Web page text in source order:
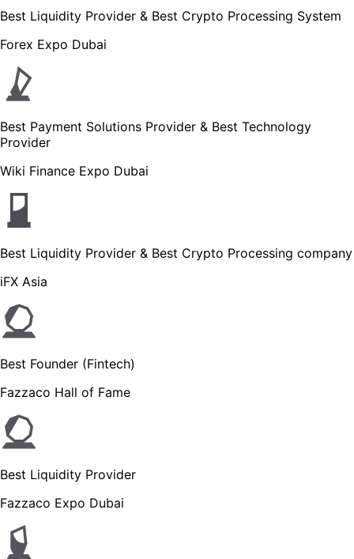
Best Liquidity Provider & Best Crypto Processing System
Forex Expo Dubai
Best Payment Solutions Provider & Best Technology
Provider
Wiki Finance Expo Dubai
Best Liquidity Provider & Best Crypto Processing company
iFX Asia
Best Founder (Fintech)
Fazzaco Hall of Fame
Best Liquidity Provider
Fazzaco Expo Dubai